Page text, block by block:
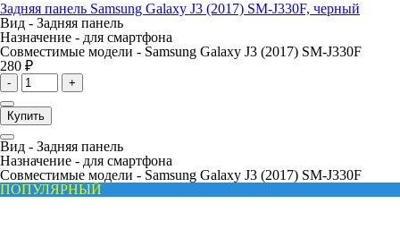
Задняя панель Samsung Galaxy J3 (2017) SM-J330F, черный
Вид - Задняя панель
Назначение - для смартфона
Совместимые модели - Samsung Galaxy J3 (2017) SM-J330F
280 ₽
- +
Купить
Вид - Задняя панель
Назначение - для смартфона
Совместимые модели - Samsung Galaxy J3 (2017) SM-J330F
ПОПУЛЯРНЫЙ